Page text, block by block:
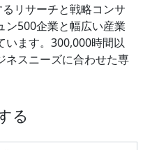
リサーチと戦略コンサ
ン500企業と幅広い産業
います。300,000時間以
ネスニーズに合わせた専
る